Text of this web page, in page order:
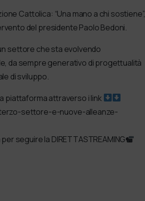
Cattolica: “Una mano a chi sostiene”,
del presidente Paolo Bedoni.
settore che sta evolvendo
da sempre generativo di progettualità
di sviluppo.
piattaforma attraverso i link
settore-e-nuove-alleanze-
seguire la DIRETTASTREAMING